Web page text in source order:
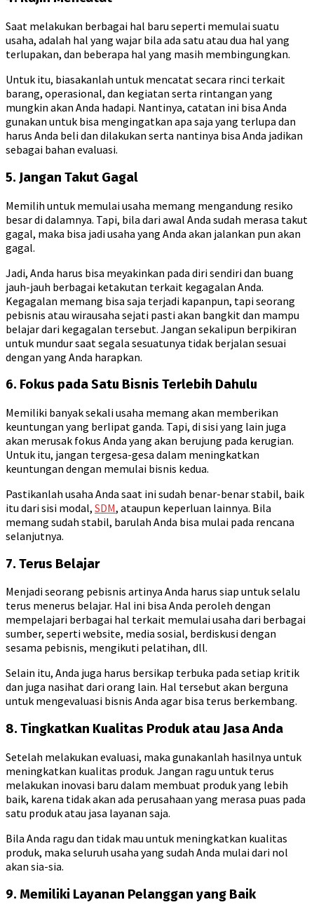
Saat melakukan berbagai hal baru seperti memulai suatu
usaha, adalah hal yang wajar bila ada satu atau dua hal yang
terlupakan, dan beberapa hal yang masih membingungkan.
Untuk itu, biasakanlah untuk mencatat secara rinci terkait
barang, operasional, dan kegiatan serta rintangan yang
mungkin akan Anda hadapi. Nantinya, catatan ini bisa Anda
gunakan untuk bisa mengingatkan apa saja yang terlupa dan
harus Anda beli dan dilakukan serta nantinya bisa Anda jadikan
sebagai bahan evaluasi.
5. Jangan Takut Gagal
Memilih untuk memulai usaha memang mengandung resiko
besar di dalamnya. Tapi, bila dari awal Anda sudah merasa takut
gagal, maka bisa jadi usaha yang Anda akan jalankan pun akan
gagal.
Jadi, Anda harus bisa meyakinkan pada diri sendiri dan buang
jauh-jauh berbagai ketakutan terkait kegagalan Anda.
Kegagalan memang bisa saja terjadi kapanpun, tapi seorang
pebisnis atau wirausaha sejati pasti akan bangkit dan mampu
belajar dari kegagalan tersebut. Jangan sekalipun berpikiran
untuk mundur saat segala sesuatunya tidak berjalan sesuai
dengan yang Anda harapkan.
6. Fokus pada Satu Bisnis Terlebih Dahulu
Memiliki banyak sekali usaha memang akan memberikan
keuntungan yang berlipat ganda. Tapi, di sisi yang lain juga
akan merusak fokus Anda yang akan berujung pada kerugian.
Untuk itu, jangan tergesa-gesa dalam meningkatkan
keuntungan dengan memulai bisnis kedua.
Pastikanlah usaha Anda saat ini sudah benar-benar stabil, baik
itu dari sisi modal, SDM, ataupun keperluan lainnya. Bila
memang sudah stabil, barulah Anda bisa mulai pada rencana
selanjutnya.
7. Terus Belajar
Menjadi seorang pebisnis artinya Anda harus siap untuk selalu
terus menerus belajar. Hal ini bisa Anda peroleh dengan
mempelajari berbagai hal terkait memulai usaha dari berbagai
sumber, seperti website, media sosial, berdiskusi dengan
sesama pebisnis, mengikuti pelatihan, dll.
Selain itu, Anda juga harus bersikap terbuka pada setiap kritik
dan juga nasihat dari orang lain. Hal tersebut akan berguna
untuk mengevaluasi bisnis Anda agar bisa terus berkembang.
8. Tingkatkan Kualitas Produk atau Jasa Anda
Setelah melakukan evaluasi, maka gunakanlah hasilnya untuk
meningkatkan kualitas produk. Jangan ragu untuk terus
melakukan inovasi baru dalam membuat produk yang lebih
baik, karena tidak akan ada perusahaan yang merasa puas pada
satu produk atau jasa layanan saja.
Bila Anda ragu dan tidak mau untuk meningkatkan kualitas
produk, maka seluruh usaha yang sudah Anda mulai dari nol
akan sia-sia.
9. Memiliki Layanan Pelanggan yang Baik